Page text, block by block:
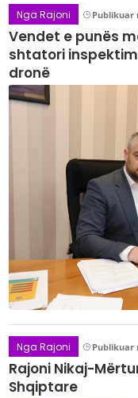
Nga Rajoni Publikuar
Vendet e punës
shtatori
dronë
Nga Rajoni Publikuar
Rajoni Nikaj-
Shqiptare